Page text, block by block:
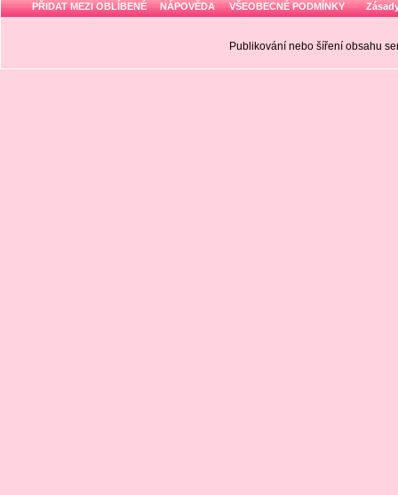
PŘIDAT MEZI OBLÍBENÉ NÁPOVĚDA VŠEOBECNÉ PODMÍNKY
Publikování nebo šíření obsahu